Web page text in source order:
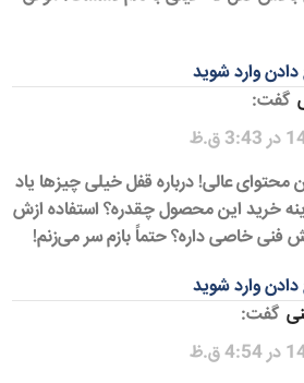
وارد شوید
گفت:
محتوای عالی! درباره قفل خیلی چیزها یاد
خرید این محصول چقدره؟ استفاده ازش
فنی خاصی داره؟ حتماً بازم سر می‌زنم!
وارد شوید
گفت: